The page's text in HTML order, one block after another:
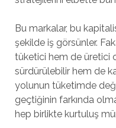
Bu markalar, bu
şekilde iş görsünler.
tüketici hem de üretici
sürdürülebilir hem de
yolunun tüketimde
geçtiğinin farkında
hep birlikte kurtuluş